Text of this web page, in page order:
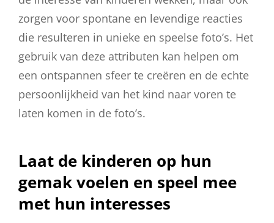
zorgen voor spontane en levendige reacties
die resulteren in unieke en speelse foto’s. Het
gebruik van deze attributen kan helpen om
een ontspannen sfeer te creëren en de echte
persoonlijkheid van het kind naar voren te
laten komen in de foto’s.
Laat de kinderen op hun
gemak voelen en speel mee
met hun interesses